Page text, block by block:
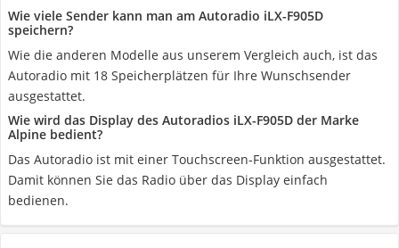
Wie viele Sender kann man am Autoradio iLX-F905D
speichern?
Wie die anderen Modelle aus unserem Vergleich auch, ist das
Autoradio mit 18 Speicherplätzen für Ihre Wunschsender
ausgestattet.
Wie wird das Display des Autoradios iLX-F905D der Marke
Alpine bedient?
Das Autoradio ist mit einer Touchscreen-Funktion ausgestattet.
Damit können Sie das Radio über das Display einfach
bedienen.